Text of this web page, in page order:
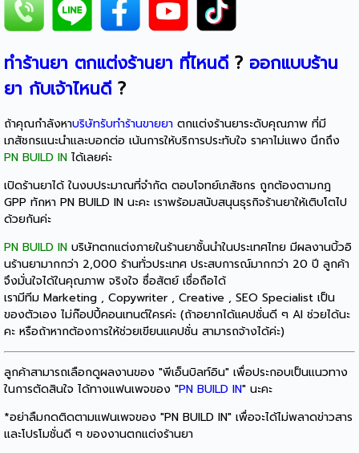
ทำร้านยา ตกแต่งร้านยา ที่ไหนดี ? ออกแบบร้าน
ยา กับเจ้าไหนดี ?
ถ้าคุณกำลังหาบริษัทรับทำร้านขายยา ตกแต่งร้านยาระดับคุณภาพ ที่มี
เภสัชกรแนะนำและบอกต่อ เน้นการให้บริการประทับใจ ราคาไม่แพง นึกถึง
PN BUILD IN ได้เลยค่ะ
เปิดร้านยาได้ ในงบประมาณที่จำกัด ตอบโจทย์เภสัชกร ถูกต้องตามกฎ
GPP ทักหา PN BUILD IN นะคะ เราพร้อมสนับสนุนธุรกิจร้านยาให้เติบโตไป
ด้วยกันค่ะ
PN BUILD IN บริษัทตกแต่งภายในร้านยาชั้นนำในประเทศไทย มีผลงานบิ้วอิ
นร้านยามากกว่า 2,000 ร้านทั่วประเทศ ประสบการณ์มากกว่า 20 ปี ลูกค้า
จึงมั่นใจได้ในคุณภาพ จริงใจ ซื่อสัตย์ เชื่อถือได้
เรามีทีม Marketing , Copywriter , Creative , SEO Specialist เป็น
ของตัวเอง ไม่ก๊อปปี้คอนเทนต์ใครค่ะ (ถ้าอยากได้แคปชั่นดี ๆ AI ช่วยได้นะ
คะ หรือถ้าหากต้องการให้ช่วยเขียนแคปชั่น สามารถจ้างได้ค่ะ)
ลูกค้าสามารถเลือกดูผลงานของ "พีเอ็นบิลท์อิน" เพื่อประกอบเป็นแนวทาง
ในการตัดสินใจ ได้ทางแฟนเพจของ "PN BUILD IN" นะคะ
*อย่าลืมกดติดตามแฟนเพจของ "PN BUILD IN" เพื่อจะได้ไม่พลาดข่าวสาร
และโปรโมชั่นดี ๆ ของงานตกแต่งร้านยา